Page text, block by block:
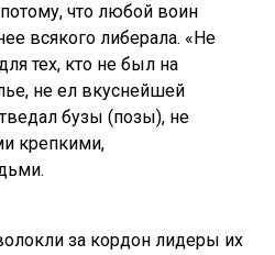
что любой воин
всякого либерала. «Не
тех, кто не был на
не ел вкуснейшей
бузы (позы), не
крепкими,
за кордон лидеры их